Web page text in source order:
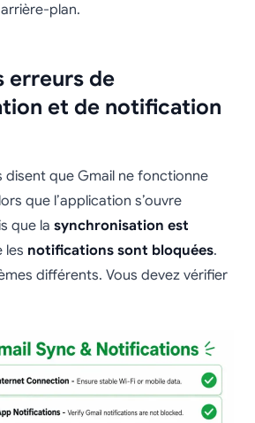
plan.
erreurs de
et de notification
disent que Gmail ne fonctionne
que l’application s’ouvre
que la synchronisation est
les notifications sont bloquées.
différents. Vous devez vérifier